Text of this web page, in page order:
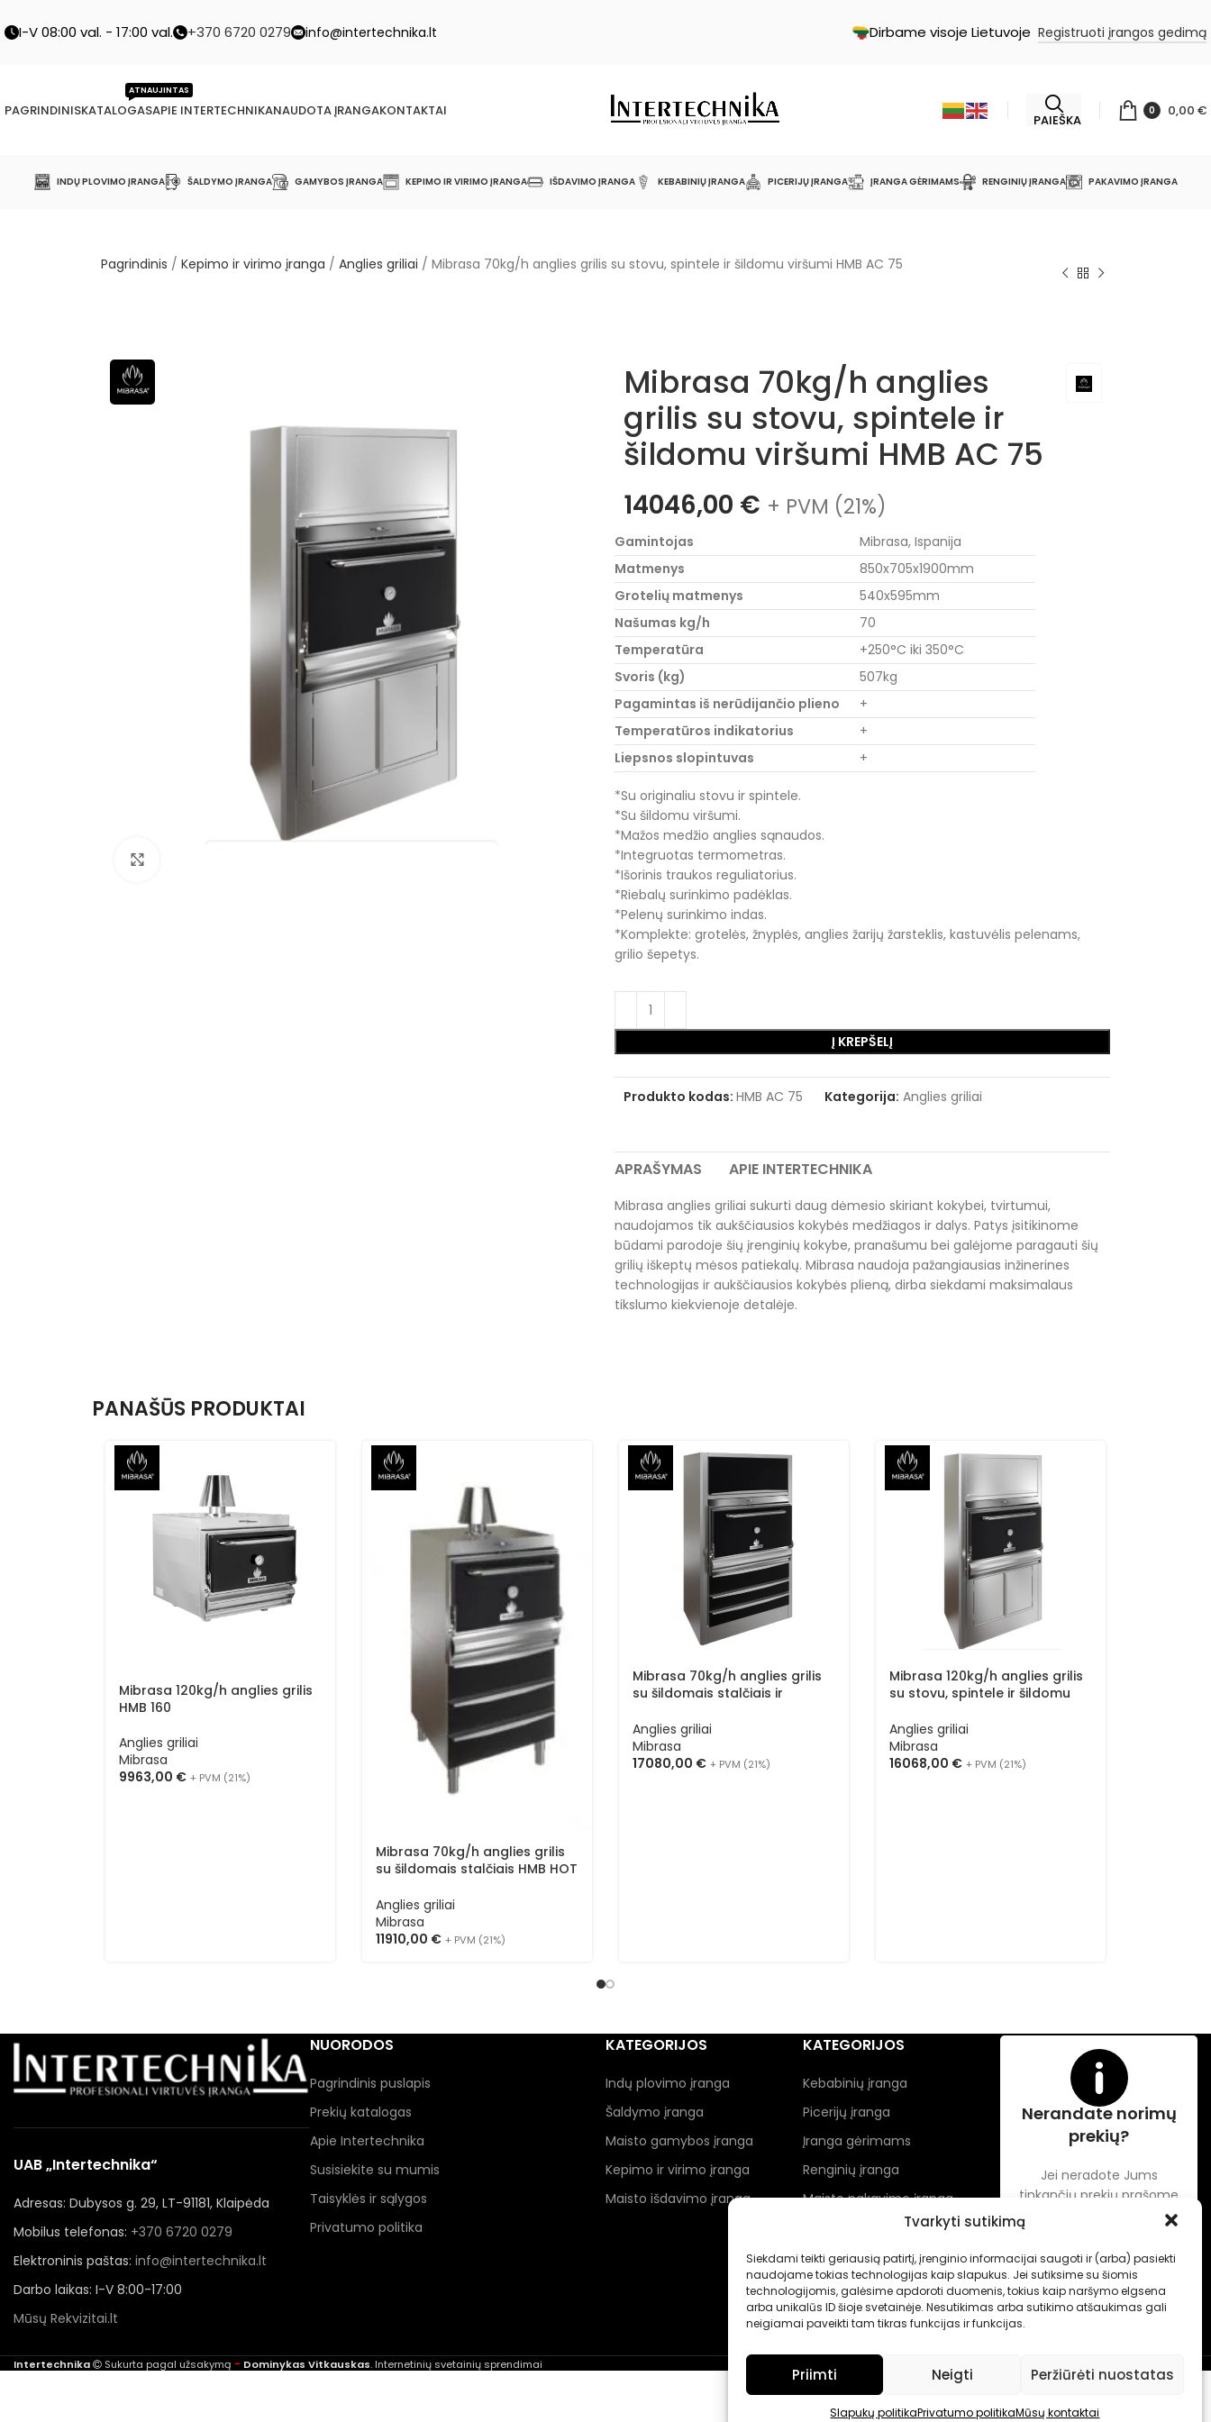
Tvarkyti sutikimą
Siekdami teikti geriausią patirtį, įrenginio informacijai saugoti ir (arba) pasiekti
naudojame tokias technologijas kaip slapukus. Jei sutiksime su šiomis
technologijomis, galėsime apdoroti duomenis, tokius kaip naršymo elgsena
arba unikalūs ID šioje svetainėje. Nesutikimas arba sutikimo atšaukimas gali
neigiamai paveikti tam tikras funkcijas ir funkcijas.
Priimti Neigti Peržiūrėti nuostatas
Slapukų politikaPrivatumo politikaMūsų kontaktai
I-V 08:00 val. - 17:00 val. +370 6720 0279 info@intertechnika.lt Dirbame visoje Lietuvoje Registruoti įrangos gedimą
PAGRINDINISKATALOGAS
ATNAUJINTAS
APIE INTERTECHNIKANAUDOTA ĮRANGAKONTAKTAI
PAIEŠKA
0 0,00 €
INDŲ PLOVIMO ĮRANGA ŠALDYMO ĮRANGA GAMYBOS ĮRANGA KEPIMO IR VIRIMO ĮRANGA IŠDAVIMO ĮRANGA KEBABINIŲ ĮRANGA PICERIJŲ ĮRANGA ĮRANGA GĖRIMAMS RENGINIŲ ĮRANGA PAKAVIMO ĮRANGA
Pagrindinis / Kepimo ir virimo įranga / Anglies griliai / Mibrasa 70kg/h anglies grilis su stovu, spintele ir šildomu viršumi HMB AC 75
Mibrasa 70kg/h anglies
grilis su stovu, spintele ir
šildomu viršumi HMB AC 75
14046,00 € + PVM (21%)
Gamintojas
Mibrasa, Ispanija
Matmenys
850x705x1900mm
Grotelių matmenys
540x595mm
Našumas kg/h
70
Temperatūra
+250°C iki 350°C
Svoris (kg)
507kg
Pagamintas iš nerūdijančio plieno
+
Temperatūros indikatorius
+
Liepsnos slopintuvas
+
*Su originaliu stovu ir spintele.
*Su šildomu viršumi.
*Mažos medžio anglies sąnaudos.
*Integruotas termometras.
*Išorinis traukos reguliatorius.
*Riebalų surinkimo padėklas.
*Pelenų surinkimo indas.
*Komplekte: grotelės, žnyplės, anglies žarijų žarsteklis, kastuvėlis pelenams,
grilio šepetys.
Į KREPŠELĮ
Produkto kodas: HMB AC 75 Kategorija: Anglies griliai
APRAŠYMAS APIE INTERTECHNIKA
Mibrasa anglies griliai sukurti daug dėmesio skiriant kokybei, tvirtumui,
naudojamos tik aukščiausios kokybės medžiagos ir dalys. Patys įsitikinome
būdami parodoje šių įrenginių kokybe, pranašumu bei galėjome paragauti šių
grilių iškeptų mėsos patiekalų. Mibrasa naudoja pažangiausias inžinerines
technologijas ir aukščiausios kokybės plieną, dirba siekdami maksimalaus
tikslumo kiekvienoje detalėje.
PANAŠŪS PRODUKTAI
Mibrasa 120kg/h anglies grilis
HMB 160
Anglies griliai
Mibrasa
9963,00 € + PVM (21%)
Mibrasa 70kg/h anglies grilis
su šildomais stalčiais HMB HOT
Anglies griliai
Mibrasa
11910,00 € + PVM (21%)
Mibrasa 70kg/h anglies grilis
su šildomais stalčiais ir
75
Anglies griliai
Mibrasa
17080,00 € + PVM (21%)
Mibrasa 120kg/h anglies grilis
su stovu, spintele ir šildomu
Anglies griliai
Mibrasa
16068,00 € + PVM (21%)
UAB „Intertechnika“
Adresas: Dubysos g. 29, LT-91181, Klaipėda
Mobilus telefonas: +370 6720 0279
Elektroninis paštas: info@intertechnika.lt
Darbo laikas: I-V 8:00-17:00
Mūsų Rekvizitai.lt
NUORODOS
Pagrindinis puslapis
Prekių katalogas
Apie Intertechnika
Susisiekite su mumis
Taisyklės ir sąlygos
Privatumo politika
KATEGORIJOS
Indų plovimo įranga
Šaldymo įranga
Maisto gamybos įranga
Kepimo ir virimo įranga
Maisto išdavimo įranga
KATEGORIJOS
Kebabinių įranga
Picerijų įranga
Įranga gėrimams
Renginių įranga
Maisto pakavimo įranga
Nerandate norimų
prekių?
Jei neradote Jums
tinkančių prekių prašome
susisiekti kontaktuose
nurodytu tel. numeriu arba
el. paštu.
Intertechnika Sukurta pagal užsakymą - Dominykas Vitkauskas. Internetinių svetainių sprendimai